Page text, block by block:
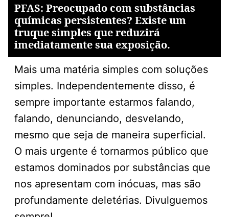
PFAS: Preocupado com substâncias
químicas persistentes? Existe um
truque simples que reduzirá
imediatamente sua exposição.
Mais uma matéria simples com soluções
simples. Independentemente disso, é
sempre importante estarmos falando,
falando, denunciando, desvelando,
mesmo que seja de maneira superficial.
O mais urgente é tornarmos público que
estamos dominados por substâncias que
nos apresentam com inócuas, mas são
profundamente deletérias. Divulguemos